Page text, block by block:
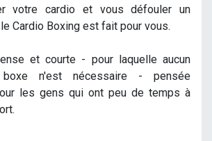
votre cardio et vous défouler un
Cardio Boxing est fait pour vous.
et courte - pour laquelle aucun
n'est nécessaire - pensée
les gens qui ont peu de temps à